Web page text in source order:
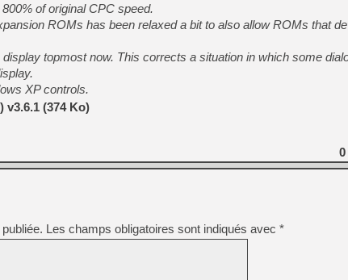
[GK] Oubliez Crazy Taxi,
[LS] [Switch] NSZ 5.0.0
[GK] No More Room in
[GK] Un chatbot Atelier
[GK] Mémoire cash -
[GK] Nvidia : le prix des
[GK] Suikoden Star Leap :
[Mo5] La mini borne
of original CPC speed.
ROMs has been relaxed a bit to also allow ROMs that
topmost now. This corrects a situation in which some
XP controls.
v3.6.1 (374 Ko)
0
Les champs obligatoires sont indiqués avec *